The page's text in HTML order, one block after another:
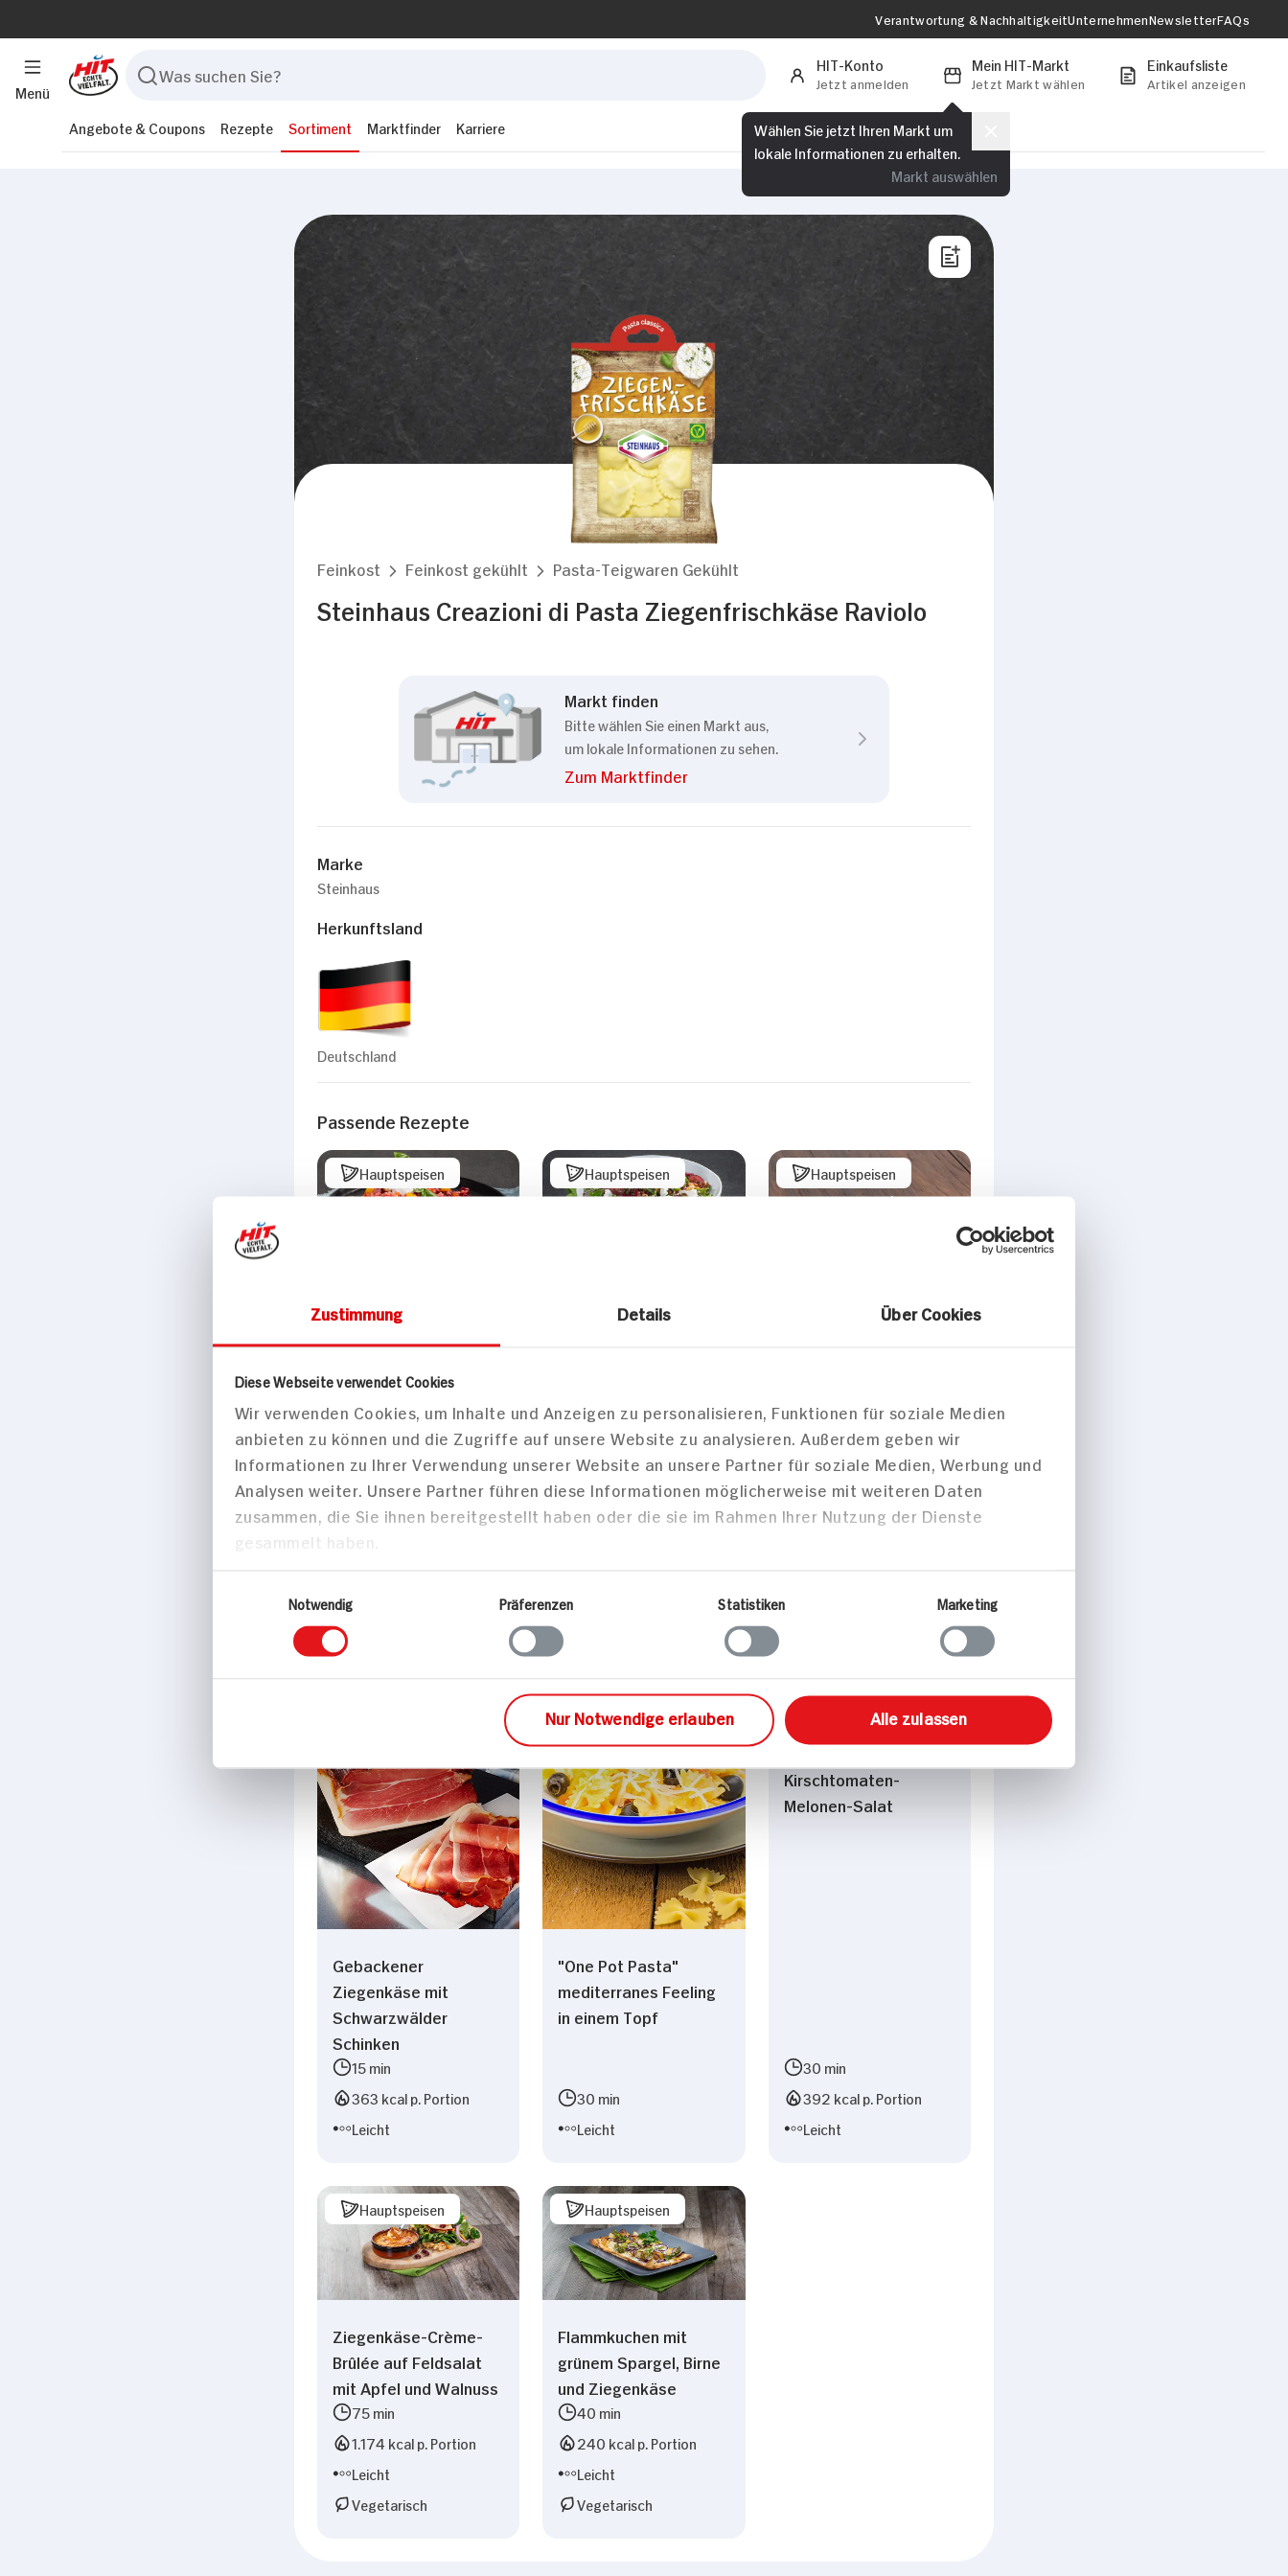
Zustimmung Details Über Cookies
Diese Webseite verwendet Cookies
Wir verwenden Cookies, um Inhalte und Anzeigen zu personalisieren, Funktionen für soziale Medien
anbieten zu können und die Zugriffe auf unsere Website zu analysieren. Außerdem geben wir
Informationen zu Ihrer Verwendung unserer Website an unsere Partner für soziale Medien, Werbung und
Analysen weiter. Unsere Partner führen diese Informationen möglicherweise mit weiteren Daten
zusammen, die Sie ihnen bereitgestellt haben oder die sie im Rahmen Ihrer Nutzung der Dienste
gesammelt haben.
Notwendig
Präferenzen Statistiken Marketing
Nur Notwendige erlauben Alle zulassen
Menü
Verantwortung & NachhaltigkeitUnternehmenNewsletterFAQs
HIT-Konto
Jetzt anmelden
Mein HIT-Markt
Jetzt Markt wählen
Wählen Sie jetzt Ihren Markt um
lokale Informationen zu erhalten.
Markt auswählen
Einkaufsliste
Artikel anzeigen
Angebote & Coupons Rezepte Sortiment Marktfinder Karriere
Feinkost Feinkost gekühlt Pasta-Teigwaren Gekühlt
Steinhaus Creazioni di Pasta Ziegenfrischkäse Raviolo
Markt finden
Bitte wählen Sie einen Markt aus,
um lokale Informationen zu sehen.
Zum Marktfinder
Marke
Steinhaus
Herkunftsland
Deutschland
Passende Rezepte
Hauptspeisen
Risotto mit Rote Bete,
Pfirsich und
Ziegenfrischkäse
640 kcal p. Portion
Mittel
Hauptspeisen
Salat mit
706 kcal p. Portion
Hauptspeisen
Käsespätzle mit Salat
35 min
Gebackener
Ziegenkäse mit
Schwarzwälder
Schinken
15 min
363 kcal p. Portion
Leicht
"One Pot Pasta"
mediterranes Feeling
in einem Topf
30 min
Leicht
Kirschtomaten-
Melonen-Salat
30 min
392 kcal p. Portion
Leicht
Hauptspeisen
Ziegenkäse-Crème-
Brûlée auf Feldsalat
mit Apfel und Walnuss
75 min
1.174 kcal p. Portion
Leicht
Vegetarisch
Hauptspeisen
Flammkuchen mit
grünem Spargel, Birne
und Ziegenkäse
40 min
240 kcal p. Portion
Leicht
Vegetarisch